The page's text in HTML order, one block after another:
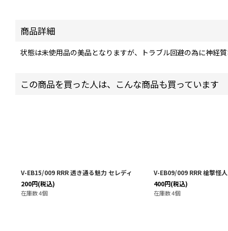
商品詳細
状態は未使用品の美品となりますが、トラブル回避の為に神経
この商品を買った人は、こんな商品も買っています
V-EB15/009 RRR 透き通る魅力 セレディ
200円(税込)
在庫数 4個
V-EB09/009 RRR 槍撃怪
400円(税込)
在庫数 4個